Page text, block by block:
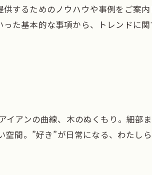
するためのノウハウや事例をご案
た基本的な事項から、トレンドに関
アンの曲線、木のぬくもり。細部
間。”好き”が日常になる、わたしら